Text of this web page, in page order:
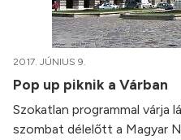
2017. JÚNIUS 9.
Pop up piknik a Várban
Szokatlan programmal várja
szombat délelőtt a Magyar